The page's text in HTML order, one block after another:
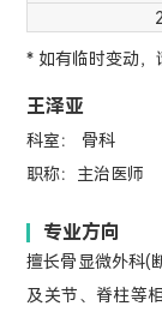
* 如有临时变动，
王泽亚
科室： 骨科
职称：主治医师
专业方向
擅长骨显微外科(
及关节、脊柱等